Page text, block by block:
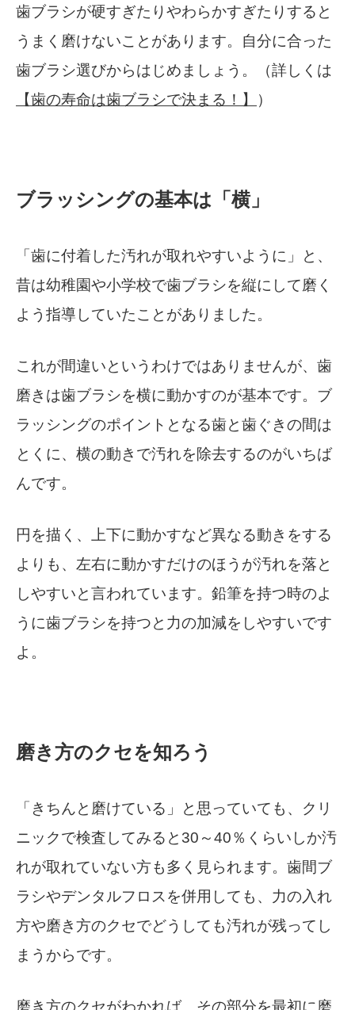
歯ブラシが硬すぎたりやわらかすぎたりすると
うまく磨けないことがあります。自分に合った
歯ブラシ選びからはじめましょう。（詳しくは
【歯の寿命は歯ブラシで決まる！】
）
ブラッシングの基本は「横」
「歯に付着した汚れが取れやすいように」と、
昔は幼稚園や小学校で歯ブラシを縦にして磨く
よう指導していたことがありました。
これが間違いというわけではありませんが、歯
磨きは歯ブラシを横に動かすのが基本です。ブ
ラッシングのポイントとなる歯と歯ぐきの間は
とくに、横の動きで汚れを除去するのがいちば
んです。
円を描く、上下に動かすなど異なる動きをする
よりも、左右に動かすだけのほうが汚れを落と
しやすいと言われています。鉛筆を持つ時のよ
うに歯ブラシを持つと力の加減をしやすいです
よ。
磨き方のクセを知ろう
「きちんと磨けている」と思っていても、クリ
ニックで検査してみると30～40％くらいしか汚
れが取れていない方も多く見られます。歯間ブ
ラシやデンタルフロスを併用しても、力の入れ
方や磨き方のクセでどうしても汚れが残ってし
まうからです。
磨き方のクセがわかれば、その部分を最初に磨